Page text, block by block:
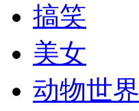
消防员救轻生者
搞笑
美女
动物世界